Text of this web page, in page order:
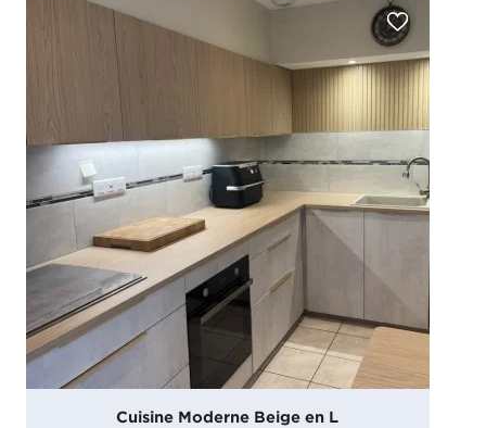
Cuisine Moderne Beige en L